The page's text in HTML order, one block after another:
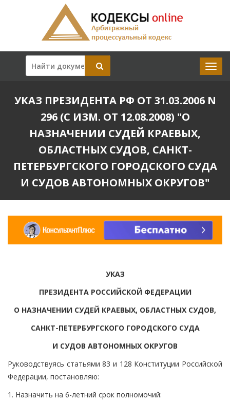
УКАЗ ПРЕЗИДЕНТА РФ ОТ 31.03.2006 N
296 (С ИЗМ. ОТ 12.08.2008) "О
НАЗНАЧЕНИИ СУДЕЙ КРАЕВЫХ,
ОБЛАСТНЫХ СУДОВ, САНКТ-
ПЕТЕРБУРГСКОГО ГОРОДСКОГО СУДА
И СУДОВ АВТОНОМНЫХ ОКРУГОВ"
УКАЗ
ПРЕЗИДЕНТА РОССИЙСКОЙ ФЕДЕРАЦИИ
О НАЗНАЧЕНИИ СУДЕЙ КРАЕВЫХ, ОБЛАСТНЫХ СУДОВ,
САНКТ-ПЕТЕРБУРГСКОГО ГОРОДСКОГО СУДА
И СУДОВ АВТОНОМНЫХ ОКРУГОВ
Руководствуясь статьями 83 и 128 Конституции Российской
Федерации, постановляю:
1. Назначить на 6-летний срок полномочий: